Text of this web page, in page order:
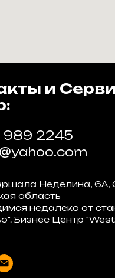
и
989 2245
Неделина, 6А,
область
недалеко от
Бизнес Центр